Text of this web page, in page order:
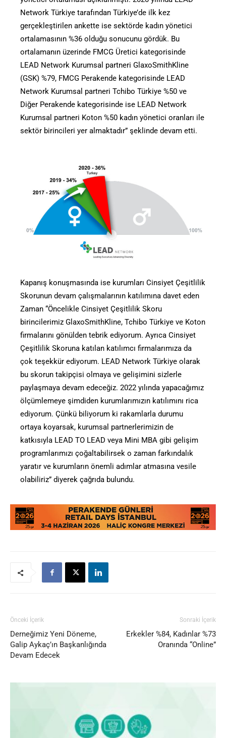
Network Türkiye tarafından Türkiye’de ilk kez
gerçekleştirilen ankette ise sektörde kadın yönetici
ortalamasının %36 olduğu sonucunu gördük. Bu
ortalamanın üzerinde FMCG Üretici kategorisinde
LEAD Network Kurumsal partneri GlaxoSmithKline
(GSK) %79, FMCG Perakende kategorisinde LEAD
Network Kurumsal partneri Tchibo Türkiye %50 ve
Diğer Perakende kategorisinde ise LEAD Network
Kurumsal partneri Koton %50 kadın yönetici oranları ile
sektör birincileri yer almaktadır” şeklinde devam etti.
Kapanış konuşmasında ise kurumları Cinsiyet Çeşitlilik
Skorunun devam çalışmalarının katılımına davet eden
Zaman “Öncelikle Cinsiyet Çeşitlilik Skoru
birincilerimiz GlaxoSmithKline, Tchibo Türkiye ve Koton
firmalarını gönülden tebrik ediyorum. Ayrıca Cinsiyet
Çeşitlilik Skoruna katılan katılımcı firmalarımıza da
çok teşekkür ediyorum. LEAD Network Türkiye olarak
bu skorun takipçisi olmaya ve gelişimini sizlerle
paylaşmaya devam edeceğiz. 2022 yılında yapacağımız
ölçümlemeye şimdiden kurumlarımızın katılımını rica
ediyorum. Çünkü biliyorum ki rakamlarla durumu
ortaya koyarsak, kurumsal partnerlerimizin de
katkısıyla LEAD TO LEAD veya Mini MBA gibi gelişim
programlarımızı çoğaltabilirsek o zaman farkındalık
yaratır ve kurumların önemli adımlar atmasına vesile
olabiliriz” diyerek çağrıda bulundu.
Önceki İçerik
Derneğimiz Yeni Döneme,
Galip Aykaç’ın Başkanlığında
Devam Edecek
Sonraki İçerik
Erkekler %84, Kadınlar %73
Oranında “Online”